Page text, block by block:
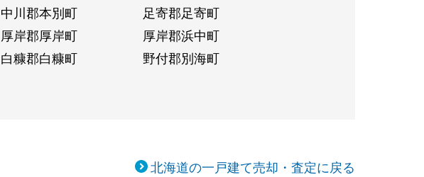
中川郡本別町
足寄郡足寄町
厚岸郡厚岸町
厚岸郡浜中町
白糠郡白糠町
野付郡別海町
北海道の一戸建て売却・査定に戻る